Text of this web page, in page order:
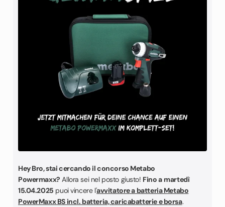
Hey Bro, stai cercando il concorso Metabo
Powermaxx? Allora sei nel posto giusto! Fino a martedì
15.04.2025 puoi vincere l'avvitatore a batteria Metabo
PowerMaxx BS incl. batteria, caricabatterie e borsa.